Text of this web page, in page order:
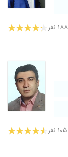
۱۸۸ نفر
۱۰۵ نفر